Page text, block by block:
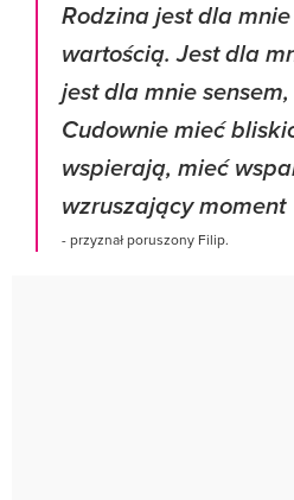
Rodzina jest dla
wartością. Jest dla
jest dla mnie
Cudownie mieć
wspierają, mieć
wzruszający moment
- przyznał poruszony Filip.